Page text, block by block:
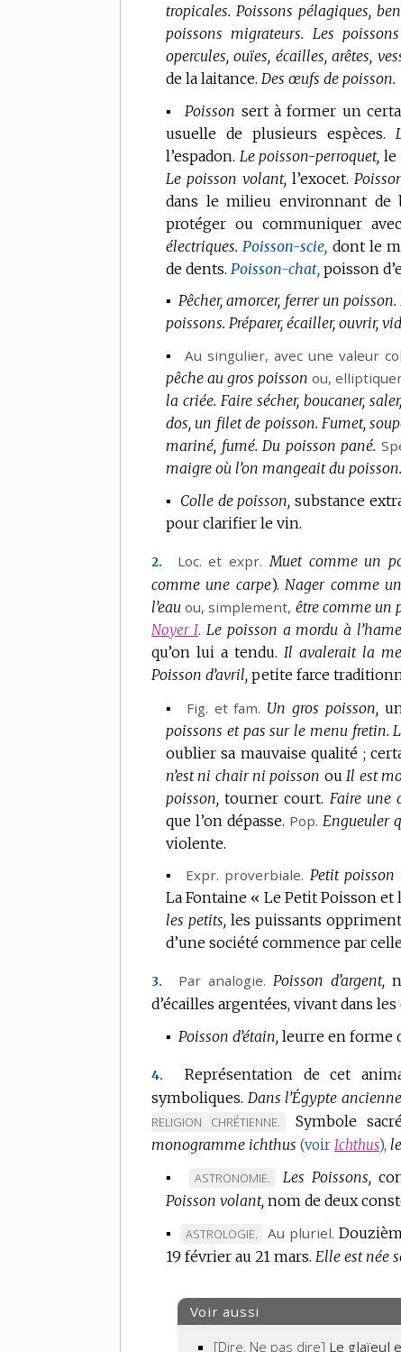
tropicales. Poissons pélagiques,
poissons migrateurs. Les
opercules, ouïes, écailles, arêtes,
de la laitance. Des œufs de poisson.
▪ Poisson sert à former un
usuelle de plusieurs espèces.
l’espadon. Le poisson-perroquet, le
Le poisson volant, l’exocet.
dans le milieu environnant de
protéger ou communiquer
électriques. Poisson-scie, dont le
de dents. Poisson-chat, poisson
▪Pêcher, amorcer, ferrer un poisson.
poissons. Préparer, écailler, ouvrir,
▪ Au singulier, avec une valeur
pêche au gros poisson ou,
la criée. Faire sécher, boucaner,
dos, un filet de poisson. Fumet,
mariné, fumé. Du poisson pané.
maigre où l’on mangeait du poisson.
▪ Colle de poisson, substance
pour clarifier le vin.
2. Loc. et expr. Muet comme un
comme une carpe). Nager comme
l’eauou, simplement, être comme un
Noyer I. Le poisson a mordu à
qu’on lui a tendu. Il avalerait la
Poisson d’avril, petite farce
▪ Fig. etfam. Un gros poisson,
poissons et pas sur le menu fretin.
oublier sa mauvaise qualité ;
n’est ni chair ni poisson ou Il est
poisson, tourner court. Faire une
que l’on dépasse. Pop. Engueuler
violente.
▪ Expr. proverbiale. Petit poisson
La Fontaine « Le Petit Poisson et
les petits, les puissants
d’une société commence par
3. Par analogie. Poisson d’argent,
d’écailles argentées, vivant dans
▪ Poisson d’étain, leurre en forme
4.
Représentation de cet
symboliques. Dans l’Égypte
RELIGION CHRÉTIENNE. Symbole
monogramme ichthus (voir Ichthus),
▪
MARQUE
DE
ASTRONOMIE. Les Poissons,
Poisson volant, nom de deux
▪
MARQUE
DE
:
ASTROLOGIE. Au pluriel.
19 février au 21 mars. Elle est née
Voir aussi
[Dire, Ne pas dire] Le glaïeul